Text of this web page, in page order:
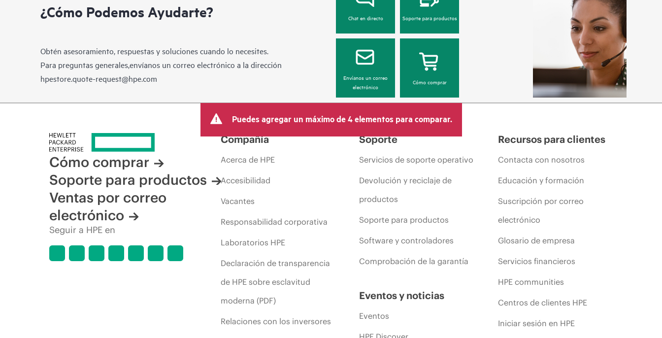
¿Cómo Podemos Ayudarte?
Obtén asesoramiento, respuestas y soluciones cuando lo necesites.
Para preguntas generales,envíanos un correo electrónico a la dirección
hpestore.quote-request@hpe.com
Chat en directo Soporte para productos
Envíanos un correo
electrónico
Cómo comprar
Puedes agregar un máximo de 4 elementos para comparar.
Cómo comprar
Soporte para productos
Ventas por correo
electrónico
Seguir a HPE en
Compañía
Acerca de HPE
Accesibilidad
Vacantes
Responsabilidad corporativa
Laboratorios HPE
Declaración de transparencia
de HPE sobre esclavitud
moderna (PDF)
Relaciones con los inversores
Soporte
Servicios de soporte operativo
Devolución y reciclaje de
productos
Soporte para productos
Software y controladores
Comprobación de la garantía
Eventos y noticias
Eventos
Recursos para clientes
Contacta con nosotros
Educación y formación
Suscripción por correo
electrónico
Glosario de empresa
Servicios financieros
HPE communities
Centros de clientes HPE
Iniciar sesión en HPE